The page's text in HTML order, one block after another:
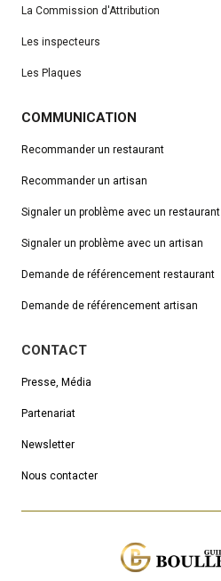
La Commission d'Attribution
Les inspecteurs
Les Plaques
COMMUNICATION
Recommander un restaurant
Recommander un artisan
Signaler un problème avec un restaurant
Signaler un problème avec un artisan
Demande de référencement restaurant
Demande de référencement artisan
CONTACT
Presse, Média
Partenariat
Newsletter
Nous contacter